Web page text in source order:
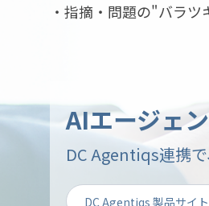
指摘・問題の"バラツ
AIエージェ
DC Agentiqs連携
DC Agentiqs 製品サイト